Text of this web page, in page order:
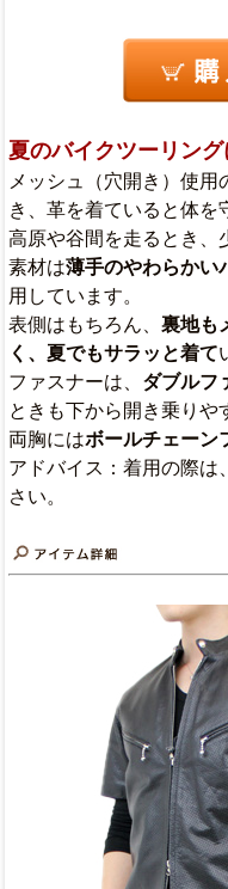
夏のバイクツーリン
メッシュ（穴開き）使用
き、革を着ていると体を
高原や谷間を走るとき、
素材は薄手のやわらかい
用しています。
表側はもちろん、 裏地も
く、夏でもサラッと着て
ファスナーは、 ダブルフ
ときも下から開き乗りや
両胸にはボールチェーン
アドバイス：着用の際は
さい。